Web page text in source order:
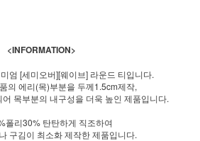
<INFORMATION>
엄 [세미오버][웨이브] 라운드 티입니다.
의 에리(목)부분을 두께1.5cm제작,
목부분의 내구성을 더욱 높인 제품입니다.
폴리30% 탄탄하게 직조하여
구김이 최소화 제작한 제품입니다.